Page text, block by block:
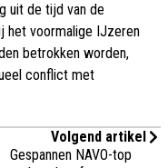
uit de tijd van de
het voormalige IJzeren
betrokken worden,
conflict met
Volgend artikel
Gespannen NAVO-top